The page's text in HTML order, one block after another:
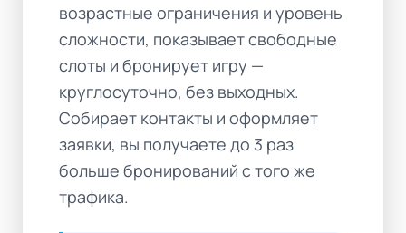
возрастные ограничения и уровень
сложности, показывает свободные
слоты и бронирует игру —
круглосуточно, без выходных.
Собирает контакты и оформляет
заявки, вы получаете до 3 раз
больше бронирований с того же
трафика.